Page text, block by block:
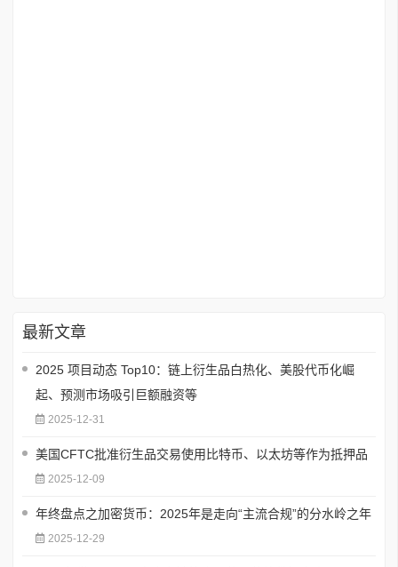
最新文章
2025 项目动态 Top10：链上衍生品白热化、美股代币化崛
起、预测市场吸引巨额融资等
2025-12-31
美国CFTC批准衍生品交易使用比特币、以太坊等作为抵押品
2025-12-09
年终盘点之加密货币：2025年是走向“主流合规”的分水岭之年
2025-12-29